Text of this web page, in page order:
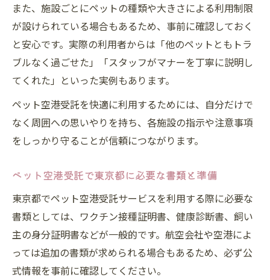
また、施設ごとにペットの種類や大きさによる利用制限
が設けられている場合もあるため、事前に確認しておく
と安心です。実際の利用者からは「他のペットともトラ
ブルなく過ごせた」「スタッフがマナーを丁寧に説明し
てくれた」といった実例もあります。
ペット空港受託を快適に利用するためには、自分だけで
なく周囲への思いやりを持ち、各施設の指示や注意事項
をしっかり守ることが信頼につながります。
ペット空港受託で東京都に必要な書類と準備
東京都でペット空港受託サービスを利用する際に必要な
書類としては、ワクチン接種証明書、健康診断書、飼い
主の身分証明書などが一般的です。航空会社や空港によ
っては追加の書類が求められる場合もあるため、必ず公
式情報を事前に確認してください。